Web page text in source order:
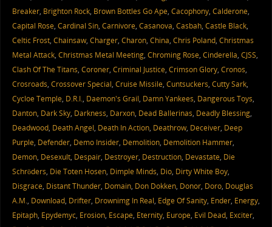
Breaker, Brighton Rock, Brown Bottles Go Ape, Cacophony, Calderone,
Capital Rose, Cardinal Sin, Carnivore, Casanova, Casbah, Castle Black,
Celtic Frost, Chainsaw, Charger, Charon, China, Chris Poland, Christmas
Metal Attack, Christmas Metal Meeting, Chroming Rose, Cinderella, CJSS,
Clash Of The Titans, Coroner, Criminal Justice, Crimson Glory, Cronos,
Crosroads, Crossover Special, Cruise Missile, Cuntsuckers, Cutty Sark,
Cycloe Temple, D.R.I., Daemon's Grail, Damn Yankees, Dangerous Toys,
Danton, Dark Sky, Darkness, Darxon, Dead Ballerinas, Deadly Blessing,
Deadwood, Death Angel, Death In Action, Deathrow, Deceiver, Deep
Purple, Defender, Demo Insider, Demolition, Demolition Hammer,
Demon, Desexult, Despair, Destroyer, Destruction, Devastate, Die
Schröders, Die Toten Hosen, Dimple Minds, Dio, Dirty White Boy,
Disgrace, Distant Thunder, Domain, Don Dokken, Donor, Doro, Douglas
A.M., Download, Drifter, Drownimg In Real, Edge Of Sanity, Ender, Energy,
Epitaph, Epydemyc, Erosion, Escape, Eternity, Europe, Evil Dead, Exciter,